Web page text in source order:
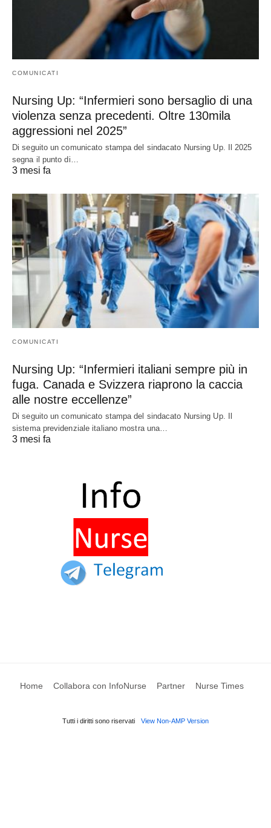
COMUNICATI
Nursing Up: “Infermieri sono bersaglio di una
violenza senza precedenti. Oltre 130mila
aggressioni nel 2025”
Di seguito un comunicato stampa del sindacato Nursing Up. Il 2025
segna il punto di…
3 mesi fa
COMUNICATI
Nursing Up: “Infermieri italiani sempre più in
fuga. Canada e Svizzera riaprono la caccia
alle nostre eccellenze”
Di seguito un comunicato stampa del sindacato Nursing Up. Il
sistema previdenziale italiano mostra una…
3 mesi fa
Home Collabora con InfoNurse Partner Nurse Times
Tutti i diritti sono riservati View Non-AMP Version